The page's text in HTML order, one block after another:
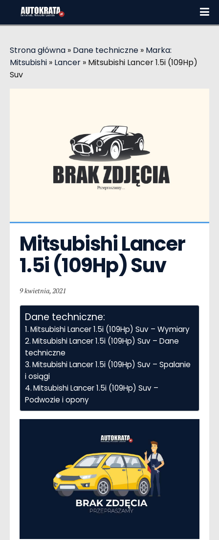
Strona główna » Dane techniczne » Marka:
Mitsubishi » Lancer » Mitsubishi Lancer 1.5i (109Hp)
Suv
Mitsubishi Lancer
1.5i (109Hp) Suv
9 kwietnia, 2021
Dane techniczne:
Mitsubishi Lancer 1.5i (109Hp) Suv – Wymiary
Mitsubishi Lancer 1.5i (109Hp) Suv – Dane
techniczne
Mitsubishi Lancer 1.5i (109Hp) Suv – Spalanie
i osiągi
Mitsubishi Lancer 1.5i (109Hp) Suv –
Podwozie i opony